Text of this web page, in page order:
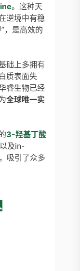
。这种天
逆境中有稳
，是高效的
础上多拥有
质表面失
睿生物已经
全球唯一实
3-羟基丁酸
及in-
吸引了众多